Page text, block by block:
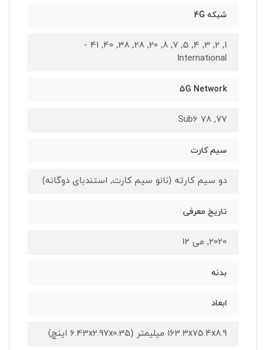
شبکه 4G
1, 2, 3, 4, 5, 7, 8, 20, 28, 38, 40, 41 -
International
5G Network
77, 78 Sub6
سیم کارت
دو سیم کارته (نانو سیم کارت, استندبای دوگانه)
تاریخ معرفی
2020, می 12
بدنه
ابعاد
163.3x75.4x8.9 میلیمتر (6.43x2.97x0.35 اینچ)